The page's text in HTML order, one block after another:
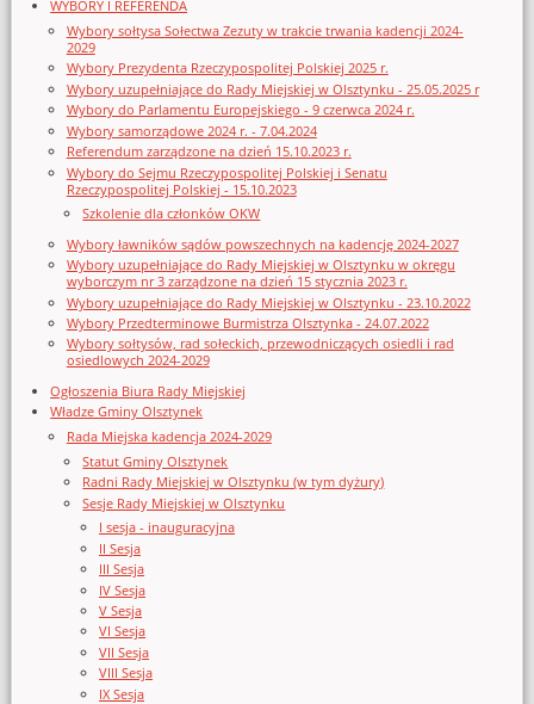
WYBORY I REFERENDA
Wybory sołtysa Sołectwa Zezuty w trakcie trwania kadencji 2024-
2029
Wybory Prezydenta Rzeczypospolitej Polskiej 2025 r.
Wybory uzupełniające do Rady Miejskiej w Olsztynku - 25.05.2025 r
Wybory do Parlamentu Europejskiego - 9 czerwca 2024 r.
Wybory samorządowe 2024 r. - 7.04.2024
Referendum zarządzone na dzień 15.10.2023 r.
Wybory do Sejmu Rzeczypospolitej Polskiej i Senatu
Rzeczypospolitej Polskiej - 15.10.2023
Szkolenie dla członków OKW
Wybory ławników sądów powszechnych na kadencję 2024-2027
Wybory uzupełniające do Rady Miejskiej w Olsztynku w okręgu
wyborczym nr 3 zarządzone na dzień 15 stycznia 2023 r.
Wybory uzupełniające do Rady Miejskiej w Olsztynku - 23.10.2022
Wybory Przedterminowe Burmistrza Olsztynka - 24.07.2022
Wybory sołtysów, rad sołeckich, przewodniczących osiedli i rad
osiedlowych 2024-2029
Ogłoszenia Biura Rady Miejskiej
Władze Gminy Olsztynek
Rada Miejska kadencja 2024-2029
Statut Gminy Olsztynek
Radni Rady Miejskiej w Olsztynku (w tym dyżury)
Sesje Rady Miejskiej w Olsztynku
I sesja - inauguracyjna
II Sesja
III Sesja
IV Sesja
V Sesja
VI Sesja
VII Sesja
VIII Sesja
IX Sesja